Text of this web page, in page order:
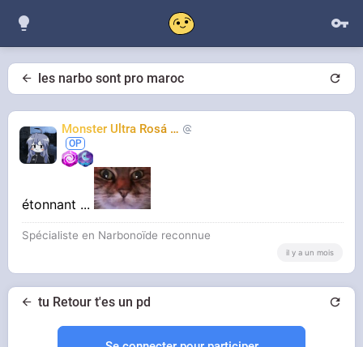
les narbo sont pro maroc
Monster Ultra Rosá
❤️
étonnant ...
Spécialiste en Narbonoïde reconnue
il y a un mois
tu Retour t'es un pd